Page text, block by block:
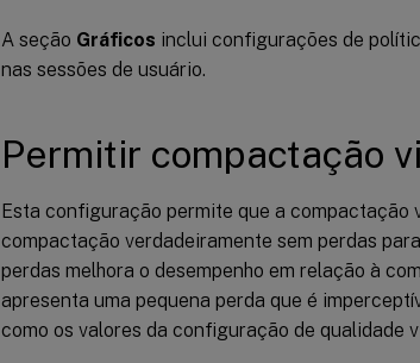
A seção Gráficos inclui configurações de
nas sessões de usuário.
Permitir compactação
Esta configuração permite que a compactação
compactação verdadeiramente sem perdas
perdas melhora o desempenho em relação à
apresenta uma pequena perda que é
como os valores da configuração de qualidade